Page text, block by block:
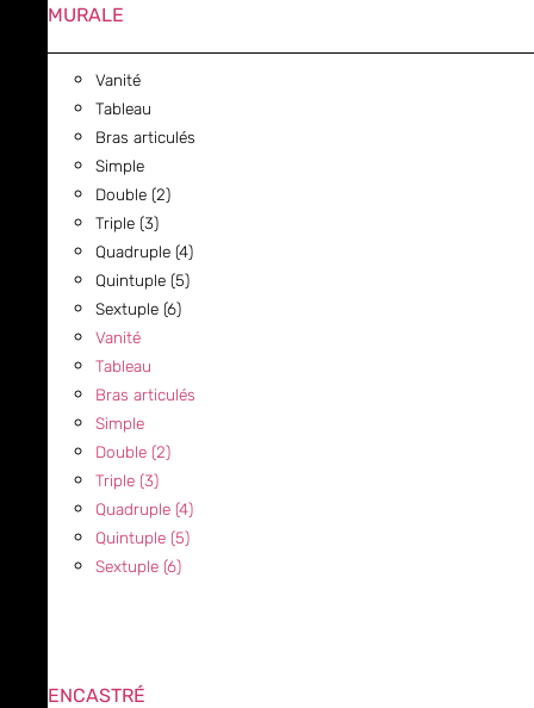
MURALE
Vanité
Tableau
Bras articulés
Simple
Double (2)
Triple (3)
Quadruple (4)
Quintuple (5)
Sextuple (6)
Vanité
Tableau
Bras articulés
Simple
Double (2)
Triple (3)
Quadruple (4)
Quintuple (5)
Sextuple (6)
ENCASTRÉ